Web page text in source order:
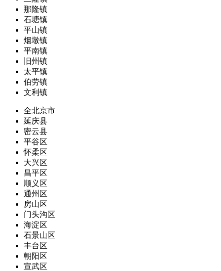
那隆镇
石塘镇
平山镇
烟墩镇
平南镇
旧州镇
太平镇
伯劳镇
文利镇
全北京市
延庆县
密云县
平谷区
怀柔区
大兴区
昌平区
顺义区
通州区
房山区
门头沟区
海淀区
石景山区
丰台区
朝阳区
宣武区